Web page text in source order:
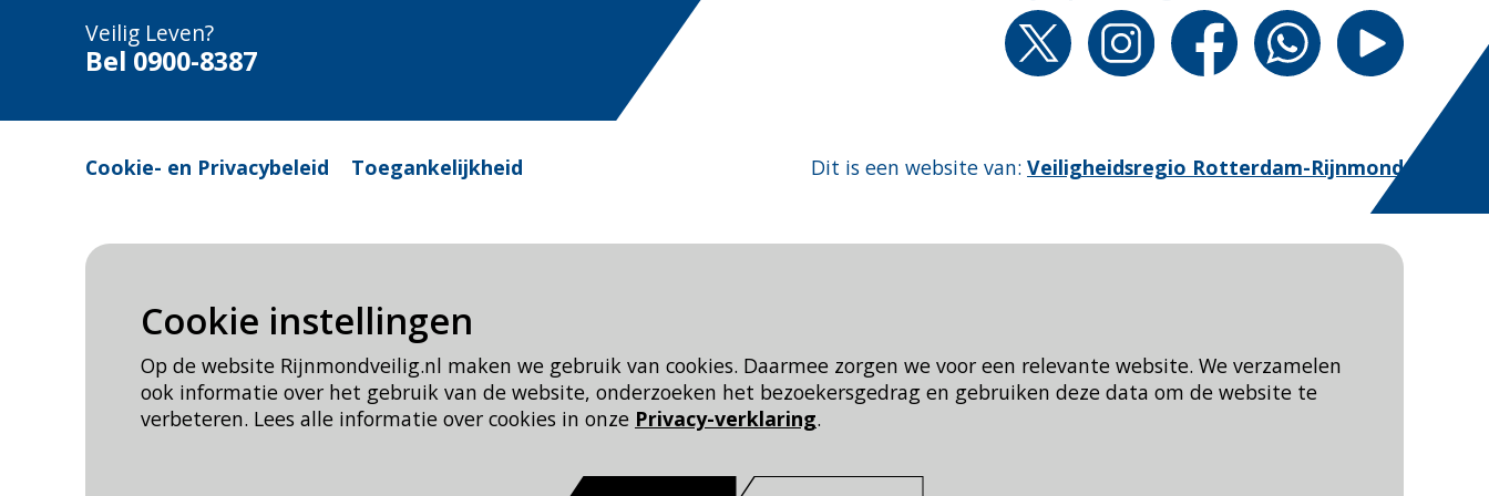
Cookie instellingen
Op de website Rijnmondveilig.nl maken we gebruik van cookies. Daarmee zorgen we voor een relevante website. We verzamelen
ook informatie over het gebruik van de website, onderzoeken het bezoekersgedrag en gebruiken deze data om de website te
verbeteren. Lees alle informatie over cookies in onze Privacy-verklaring.
Veilig Leven?
Bel 0900-8387
Cookie- en Privacybeleid Toegankelijkheid Dit is een website van: Veiligheidsregio Rotterdam-Rijnmond